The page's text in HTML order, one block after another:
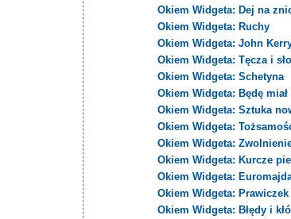
Okiem Widgeta: Dej na
Okiem Widgeta: Ruchy
Okiem Widgeta: John
Okiem Widgeta: Tęcza i
Okiem Widgeta: Schetyna
Okiem Widgeta: Będę miał
Okiem Widgeta: Sztuka
Okiem Widgeta:
Okiem Widgeta:
Okiem Widgeta: Kurcze
Okiem Widgeta:
Okiem Widgeta:
Okiem Widgeta: Błędy i